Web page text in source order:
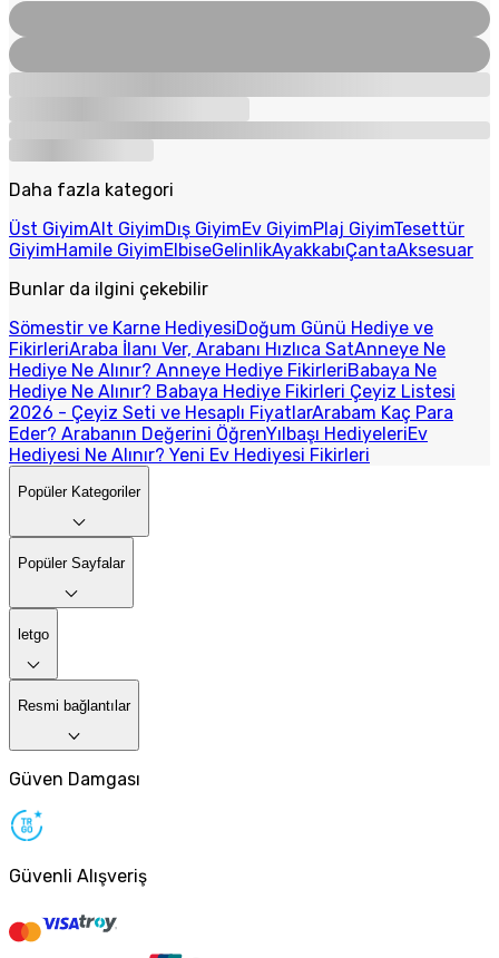
Daha fazla kategori
Üst GiyimAlt GiyimDış GiyimEv GiyimPlaj GiyimTesettür
GiyimHamile GiyimElbiseGelinlikAyakkabıÇantaAksesuar
Bunlar da ilgini çekebilir
Sömestir ve Karne HediyesiDoğum Günü Hediye ve
FikirleriAraba İlanı Ver, Arabanı Hızlıca SatAnneye Ne
Hediye Ne Alınır? Anneye Hediye FikirleriBabaya Ne
Hediye Ne Alınır? Babaya Hediye Fikirleri Çeyiz Listesi
2026 - Çeyiz Seti ve Hesaplı FiyatlarArabam Kaç Para
Eder? Arabanın Değerini ÖğrenYılbaşı HediyeleriEv
Hediyesi Ne Alınır? Yeni Ev Hediyesi Fikirleri
Popüler Kategoriler
Popüler Sayfalar
letgo
Resmi bağlantılar
Güven Damgası
Güvenli Alışveriş